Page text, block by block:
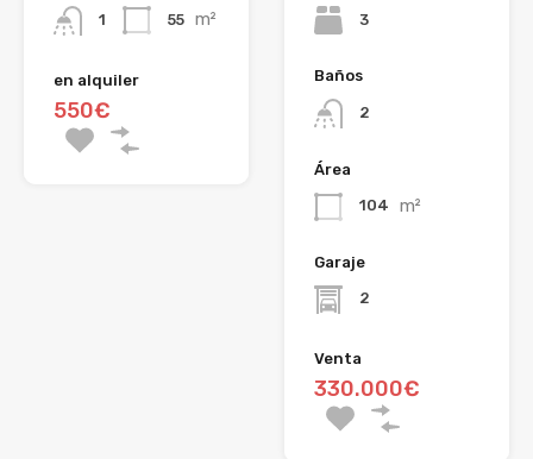
1 55 m²
en alquiler
550€
3
Baños
2
Área
104 m²
Garaje
2
Venta
330.000€